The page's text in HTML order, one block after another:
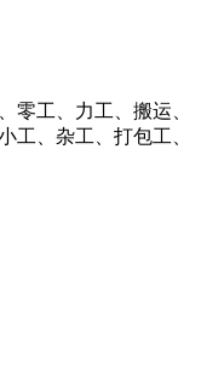
零工、力工、搬运、
工、杂工、打包工、